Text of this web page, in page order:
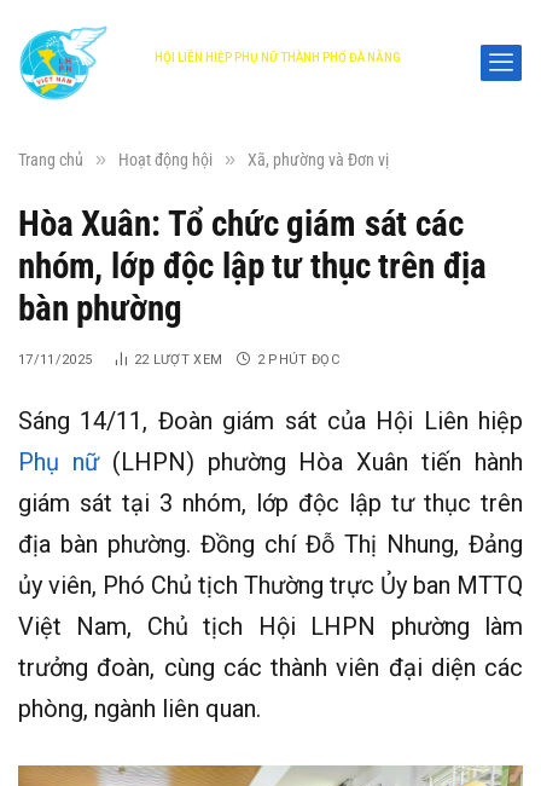
HỘI LIÊN HIỆP PHỤ NỮ THÀNH PHỐ ĐÀ NẴNG
Trang chủ » Hoạt động hội » Xã, phường và Đơn vị
Hòa Xuân: Tổ chức giám sát các
nhóm, lớp độc lập tư thục trên địa
bàn phường
17/11/2025 22 LƯỢT XEM 2 PHÚT ĐỌC
Sáng 14/11, Đoàn giám sát của Hội Liên hiệp
Phụ nữ(LHPN) phường Hòa Xuân tiến hành
giám sát tại 3 nhóm, lớp độc lập tư thục trên
địa bàn phường. Đồng chí Đỗ Thị Nhung, Đảng
ủy viên, Phó Chủ tịch Thường trực Ủy ban MTTQ
Việt Nam, Chủ tịch Hội LHPN phường làm
trưởng đoàn, cùng các thành viên đại diện các
phòng, ngành liên quan.